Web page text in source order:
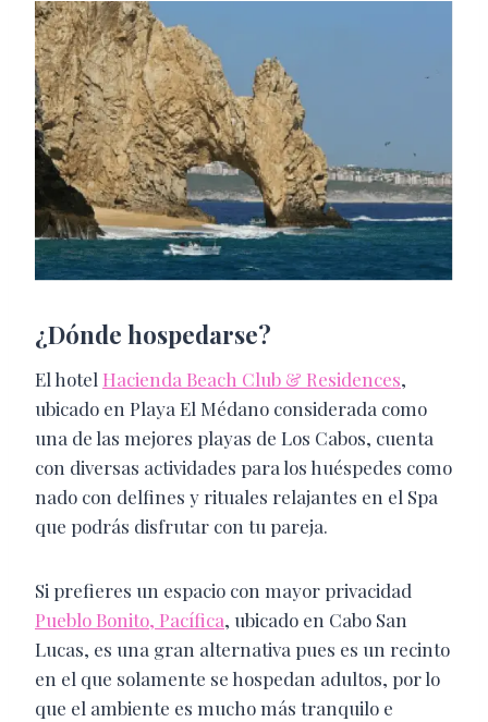
¿Dónde hospedarse?
El hotel Hacienda Beach Club & Residences,
ubicado en Playa El Médano considerada como
una de las mejores playas de Los Cabos, cuenta
con diversas actividades para los huéspedes como
nado con delfines y rituales relajantes en el Spa
que podrás disfrutar con tu pareja.
Si prefieres un espacio con mayor privacidad
Pueblo Bonito, Pacífica, ubicado en Cabo San
Lucas, es una gran alternativa pues es un recinto
en el que solamente se hospedan adultos, por lo
que el ambiente es mucho más tranquilo e